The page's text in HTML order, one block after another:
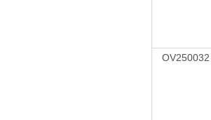
OV250032